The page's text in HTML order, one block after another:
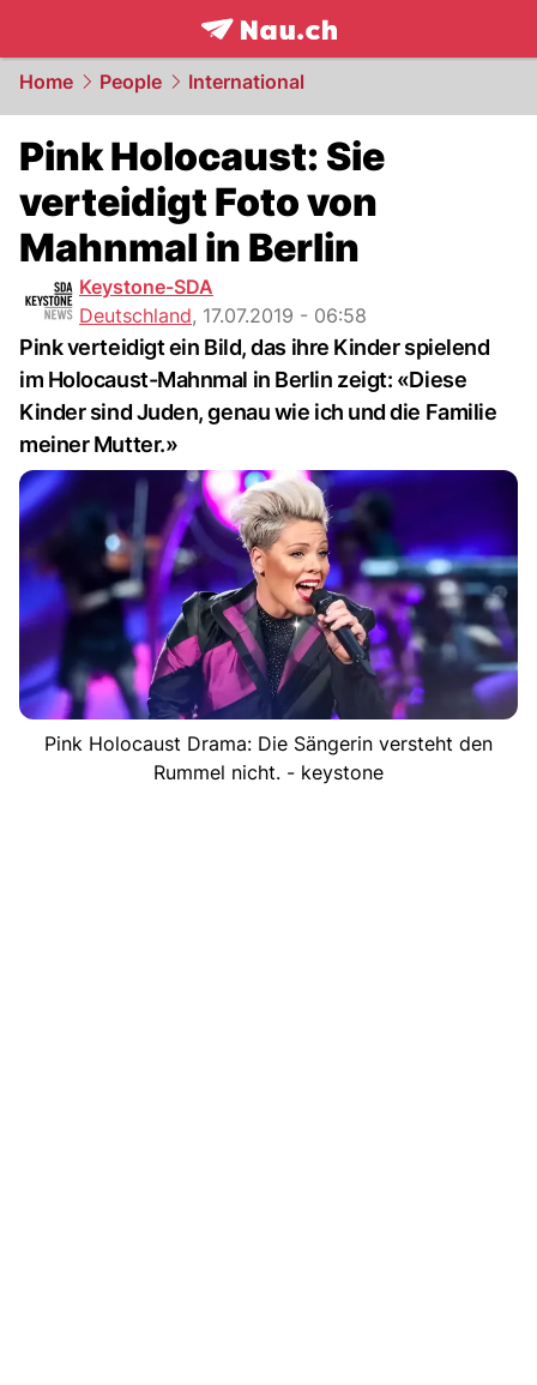
frontpage.NAU.ch
Home People International
Pink Holocaust: Sie
verteidigt Foto von
Mahnmal in Berlin
Keystone-SDA
Deutschland, 17.07.2019 - 06:58
Pink verteidigt ein Bild, das ihre Kinder spielend
im Holocaust-Mahnmal in Berlin zeigt: «Diese
Kinder sind Juden, genau wie ich und die Familie
meiner Mutter.»
Pink Holocaust Drama: Die Sängerin versteht den
Rummel nicht. - keystone